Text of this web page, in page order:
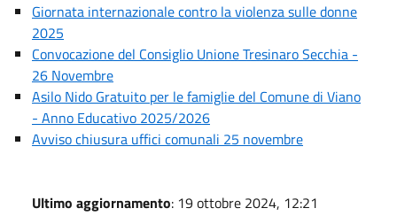
Giornata internazionale contro la violenza sulle donne
2025
Convocazione del Consiglio Unione Tresinaro Secchia -
26 Novembre
Asilo Nido Gratuito per le famiglie del Comune di Viano
- Anno Educativo 2025/2026
Avviso chiusura uffici comunali 25 novembre
Ultimo aggiornamento: 19 ottobre 2024, 12:21